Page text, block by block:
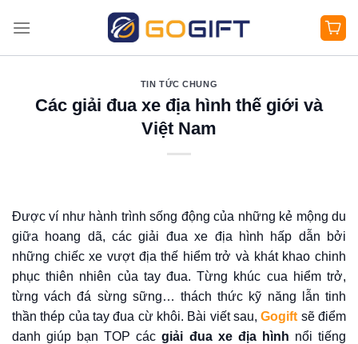
qua
TIN TỨC CHUNG
Các giải đua xe địa hình thế giới và
Việt Nam
Được ví như hành trình sống động của những kẻ mộng du
giữa hoang dã, các giải đua xe địa hình hấp dẫn bởi
những chiếc xe vượt địa thế hiểm trở và khát khao chinh
phục thiên nhiên của tay đua. Từng khúc cua hiểm trở,
từng vách đá sừng sững… thách thức kỹ năng lẫn tinh
thần thép của tay đua cừ khôi. Bài viết sau,Gogift sẽ điểm
danh giúp bạn TOP cácgiải đua xe địa hình nổi tiếng